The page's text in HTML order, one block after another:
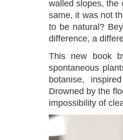
walled slopes, the
same, it was not
to be natural?
difference, a
This new book
spontaneous
botanise,
Drowned by the
impossibility of